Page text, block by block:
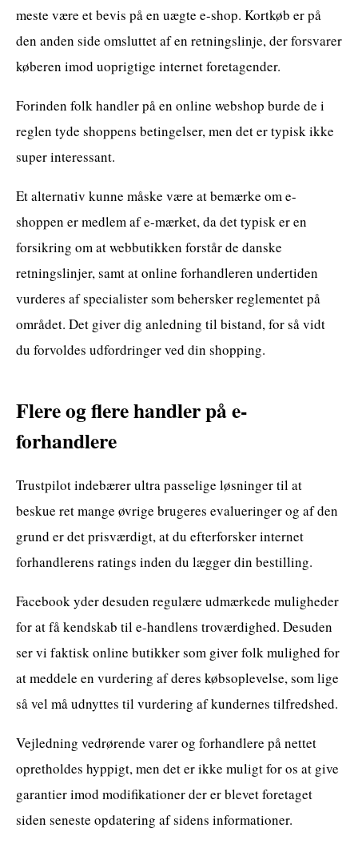
meste være et bevis på en uægte e-shop. Kortkøb er på
den anden side omsluttet af en retningslinje, der forsvarer
køberen imod uoprigtige internet foretagender.
Forinden folk handler på en online webshop burde de i
reglen tyde shoppens betingelser, men det er typisk ikke
super interessant.
Et alternativ kunne måske være at bemærke om e-
shoppen er medlem af e-mærket, da det typisk er en
forsikring om at webbutikken forstår de danske
retningslinjer, samt at online forhandleren undertiden
vurderes af specialister som behersker reglementet på
området. Det giver dig anledning til bistand, for så vidt
du forvoldes udfordringer ved din shopping.
Flere og flere handler på e-
forhandlere
Trustpilot indebærer ultra passelige løsninger til at
beskue ret mange øvrige brugeres evalueringer og af den
grund er det prisværdigt, at du efterforsker internet
forhandlerens ratings inden du lægger din bestilling.
Facebook yder desuden regulære udmærkede muligheder
for at få kendskab til e-handlens troværdighed. Desuden
ser vi faktisk online butikker som giver folk mulighed for
at meddele en vurdering af deres købsoplevelse, som lige
så vel må udnyttes til vurdering af kundernes tilfredshed.
Vejledning vedrørende varer og forhandlere på nettet
opretholdes hyppigt, men det er ikke muligt for os at give
garantier imod modifikationer der er blevet foretaget
siden seneste opdatering af sidens informationer.